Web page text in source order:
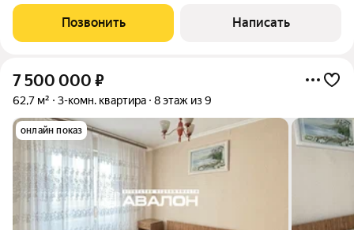
ламинат и плитка, натяжные
Позвонить Написать
7 500 000 ₽
62,7 м² 3-комн. квартира 8 этаж из 9
онлайн показ